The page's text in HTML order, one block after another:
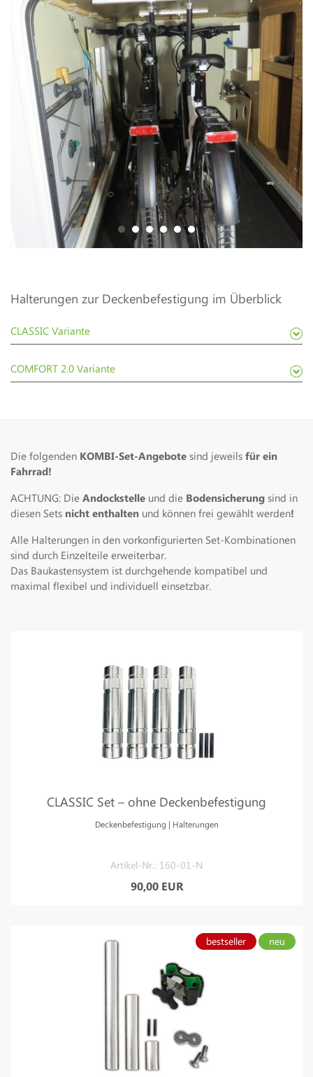
1 2 3 4 5 6
Halterungen zur Deckenbefestigung im Überblick
CLASSIC Variante
COMFORT 2.0 Variante
Die folgenden KOMBI-Set-Angebote sind jeweils für ein
Fahrrad!
ACHTUNG: Die Andockstelle und die Bodensicherung sind in
diesen Sets nicht enthalten und können frei gewählt werden!
Alle Halterungen in den vorkonfigurierten Set-Kombinationen
sind durch Einzelteile erweiterbar.
Das Baukastensystem ist durchgehende kompatibel und
maximal flexibel und individuell einsetzbar.
CLASSIC Set – ohne Deckenbefestigung
Deckenbefestigung | Halterungen
Artikel-Nr.: 160-01-N
90,00 EUR
bestseller neu